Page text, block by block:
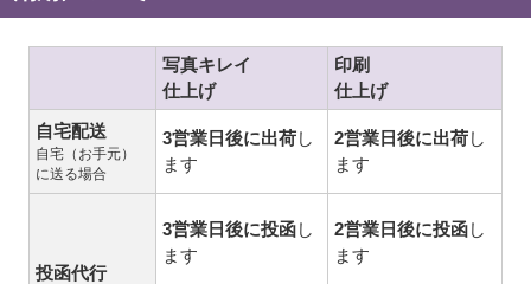
写真キレイ
仕上げ
印刷
仕上げ
自宅配送
自宅（お手元）
に送る場合
3営業日後に出荷し
ます
2営業日後に出荷し
ます
投函代行
3営業日後に投函し
ます
2営業日後に投函し
ます